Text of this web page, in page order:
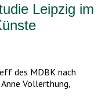
Leipzig im